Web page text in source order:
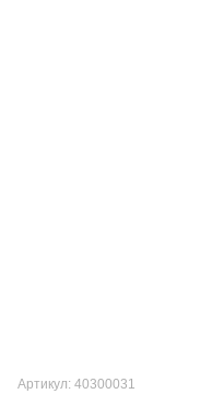
Артикул: 40300031